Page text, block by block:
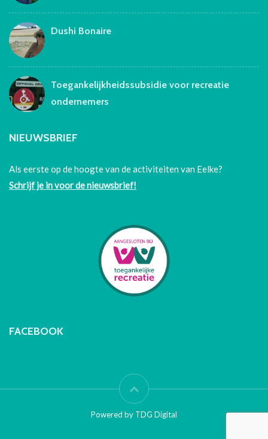
Dushi Bonaire
Toegankelijkheidssubsidie voor recreatie
ondernemers
NIEUWSBRIEF
Als eerste op de hoogte van de activiteiten van Eelke?
Schrijf je in voor de nieuwsbrief!
FACEBOOK
Powered by TDG Digital